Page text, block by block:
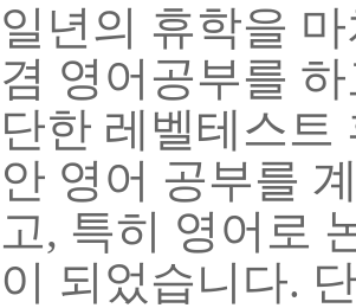
일년의 휴학을
겸 영어공부를
단한 레벨테스트
안 영어 공부를
고, 특히 영어로
이 되었습니다.